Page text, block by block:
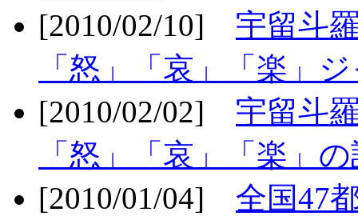
[2010/02/10] 宇留斗
「怒」「哀」「楽」
[2010/02/02] 宇留斗
「怒」「哀」「楽」
[2010/01/04] 全国47